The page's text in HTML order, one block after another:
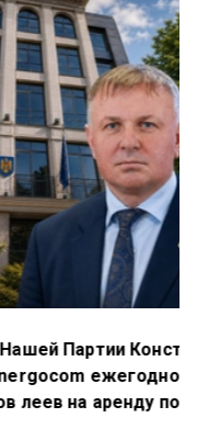
Куюмжу:
тратят более 16